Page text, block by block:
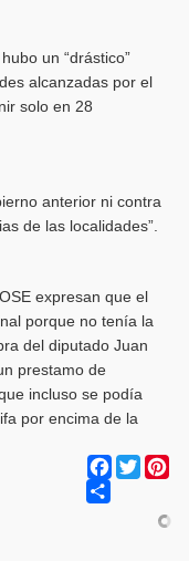
un “drástico”
alcanzadas por el
solo en 28
anterior ni contra
de las localidades”.
expresan que el
porque no tenía la
del diputado Juan
prestamo de
incluso se podía
por encima de la
Facebook
Twitter